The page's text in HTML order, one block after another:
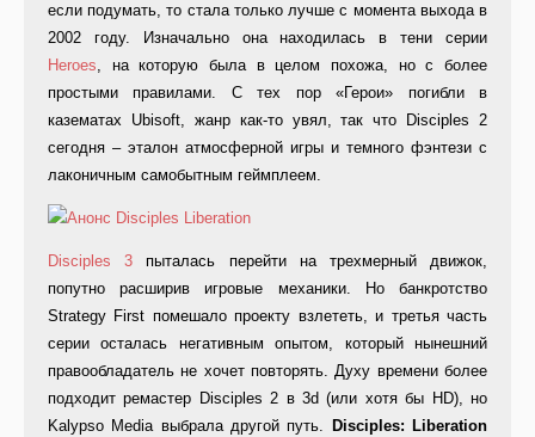
если подумать, то стала только лучше с момента выхода в
2002 году. Изначально она находилась в тени серии
Heroes, на которую была в целом похожа, но с более
простыми правилами. С тех пор «Герои» погибли в
казематах Ubisoft, жанр как-то увял, так что Disciples 2
сегодня – эталон атмосферной игры и темного фэнтези с
лаконичным самобытным геймплеем.
Disciples 3 пыталась перейти на трехмерный движок,
попутно расширив игровые механики. Но банкротство
Strategy First помешало проекту взлететь, и третья часть
серии осталась негативным опытом, который нынешний
правообладатель не хочет повторять. Духу времени более
подходит ремастер Disciples 2 в 3d (или хотя бы HD), но
Kalypso Media выбрала другой путь.
Disciples: Liberation